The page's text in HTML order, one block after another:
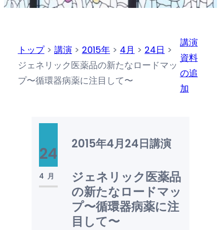
トップ> 講演 > 2015年 > 4月 > 24日 >
ジェネリック医薬品の新たなロードマッ
プ〜循環器病薬に注目して〜
講演
資料
の追
加
24
4月
2015年4月24日講演
ジェネリック医薬品
の新たなロードマッ
プ〜循環器病薬に注
目して〜